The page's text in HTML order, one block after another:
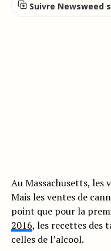
Suivre Newsweed
Au Massachusetts, les
Mais les ventes de
point que pour la
2016, les recettes des
celles de l’alcool.